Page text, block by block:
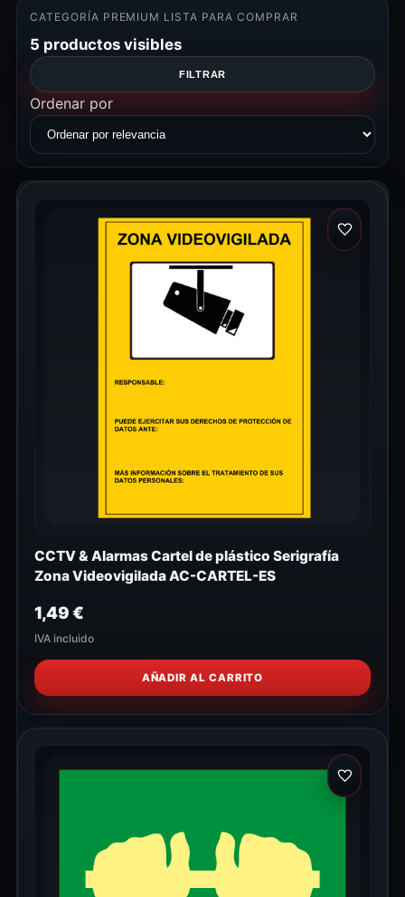
CATEGORÍA PREMIUM LISTA PARA COMPRAR
5 productos visibles
FILTRAR
Ordenar por
CCTV & Alarmas Cartel de plástico Serigrafía
Zona Videovigilada AC-CARTEL-ES
1,49€
IVA incluido
AÑADIR AL CARRITO